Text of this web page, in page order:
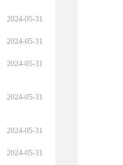
2024-05-31
2024-05-31
2024-05-31
2024-05-31
2024-05-31
2024-05-31